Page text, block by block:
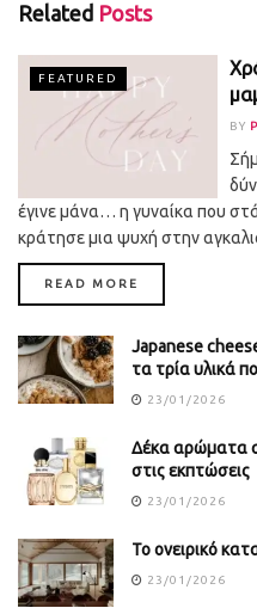
Related Posts
FEATURED
BY
έγινε μάνα… η γυναίκα που
κράτησε μια ψυχή στην
READ MORE
Japanese
τα τρία υλικά
23/01/2026
Δέκα αρώματα
στις εκπτώσεις
23/01/2026
Το ονειρικό
23/01/2026